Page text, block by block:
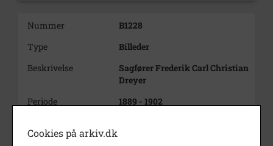
Nummer
B1228
Type
Billeder
Beskrivelse
Sagfører Frederik Carl Christian
Dreyer
Periode
1889 - 1902
Cookies på arkiv.dk